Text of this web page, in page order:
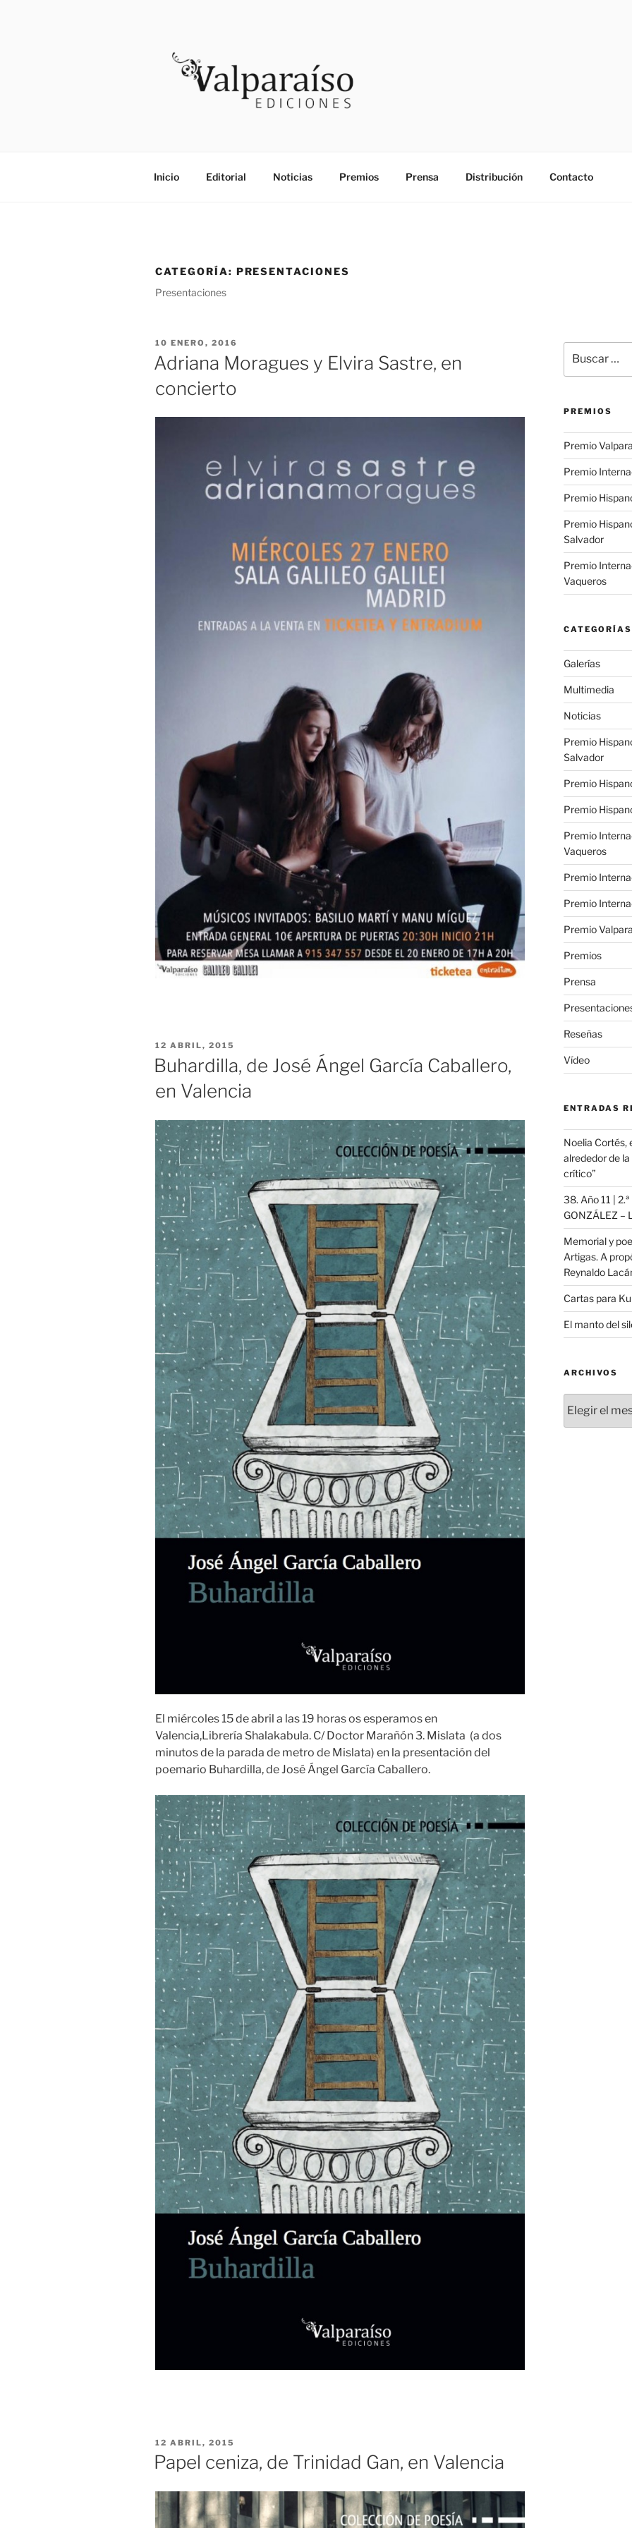
VALPARAISO EDICIONES
Inicio Editorial Noticias Premios Prensa Distribución Contacto
CATEGORÍA: PRESENTACIONES
Presentaciones
PUBLICADO
EL
10 ENERO, 2016
Adriana Moragues y Elvira Sastre, en
concierto
PUBLICADO
EL
12 ABRIL, 2015
Buhardilla, de José Ángel García Caballero,
en Valencia
El miércoles 15 de abril a las 19 horas os esperamos en
Valencia,Librería Shalakabula. C/ Doctor Marañón 3. Mislata (a dos
minutos de la parada de metro de Mislata) en la presentación del
poemario Buhardilla, de José Ángel García Caballero.
PUBLICADO
EL
12 ABRIL, 2015
Papel ceniza, de Trinidad Gan, en Valencia
por:
PREMIOS
Premio
Premio
Premio
Premio
Salvador
Premio
Vaqueros
CATEGORÍAS
Galerías
Multimedia
Noticias
Premio
Salvador
Premio
Premio
Premio
Vaqueros
Premio
Premio
Premio
Premios
Prensa
Reseñas
Vídeo
ENTRADAS
Noelia Cortés,
alrededor de
crítico”
38. Año 11 |
GONZÁLEZ –
Memorial y
Artigas. A
Reynaldo
Cartas para
El manto del
ARCHIVOS